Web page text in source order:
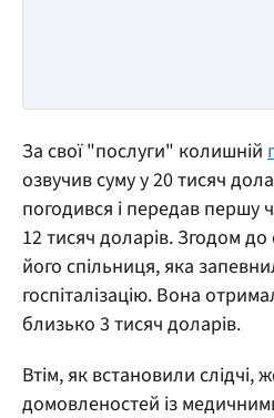
За свої "послуги" колишній
озвучив суму у 20 тисяч
погодився і передав першу
12 тисяч доларів. Згодом
його спільниця, яка
госпіталізацію. Вона
близько 3 тисяч доларів.
Втім, як встановили слідчі,
домовленостей із